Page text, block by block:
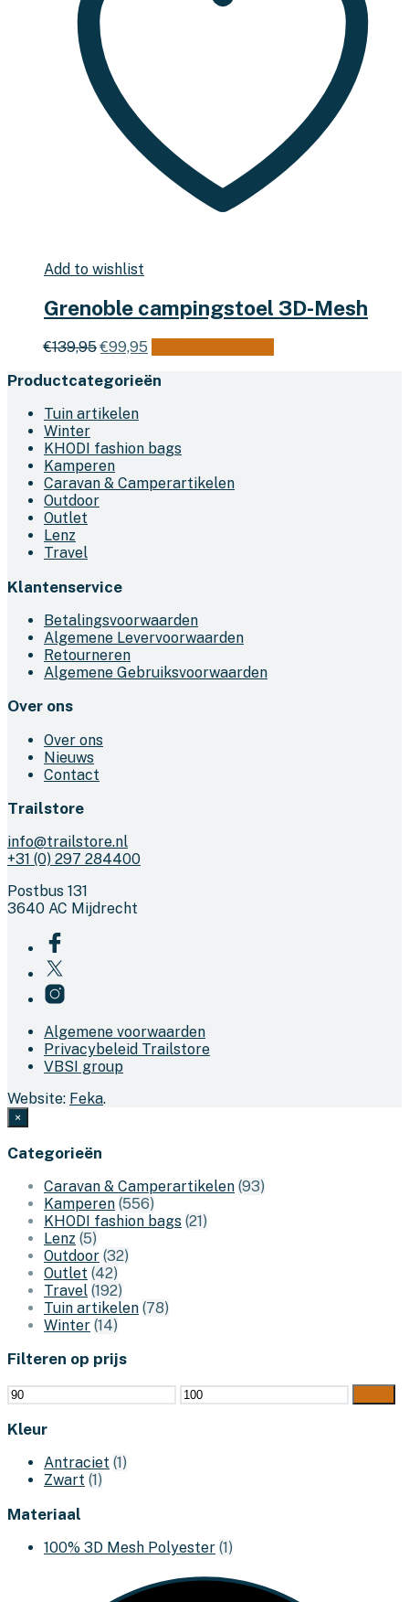
Add to wishlist
Grenoble campingstoel 3D-Mesh
€139,95Oorspronkelijke
was:
€99,95
is:
Productcategorieën
Tuin artikelen
Winter
KHODI fashion bags
Kamperen
Caravan & Camperartikelen
Outdoor
Outlet
Lenz
Travel
Klantenservice
Betalingsvoorwaarden
Algemene Levervoorwaarden
Retourneren
Algemene Gebruiksvoorwaarden
Over ons
Over ons
Nieuws
Contact
Trailstore
info@trailstore.nl
+31 (0) 297 284400
Postbus 131
3640 AC Mijdrecht
Algemene voorwaarden
Privacybeleid Trailstore
VBSI group
Website: Feka.
×
Categorieën
Caravan & Camperartikelen (93)
Kamperen (556)
KHODI fashion bags (21)
Lenz (5)
Outdoor (32)
Outlet (42)
Travel (192)
Tuin artikelen (78)
Winter (14)
Filteren op prijs
Min.
prijs
Max.
prijs
Kleur
Antraciet (1)
Zwart (1)
Materiaal
100% 3D Mesh Polyester (1)